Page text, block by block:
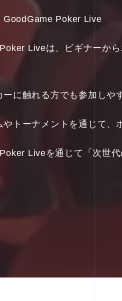
GoodGame Poker Live
Liveは、ビギナーか
ーに触れる方でも参加しや
やトーナメントを通じて、
Liveを通じて「次世